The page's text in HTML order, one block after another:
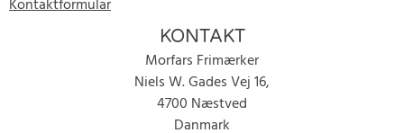
Kontaktformular
KONTAKT
Morfars Frimærker
Niels W. Gades Vej 16,
4700 Næstved
Danmark